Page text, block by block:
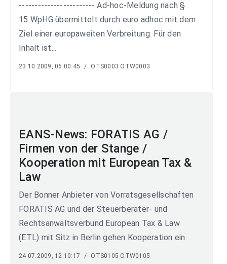
------------------------ Ad-hoc-Meldung nach §
15 WpHG übermittelt durch euro adhoc mit dem
Ziel einer europaweiten Verbreitung. Für den
Inhalt ist...
23.10.2009, 06:00:45 / OTS0003 OTW0003
EANS-News: FORATIS AG /
Firmen von der Stange /
Kooperation mit European Tax &
Law
Der Bonner Anbieter von Vorratsgesellschaften
FORATIS AG und der Steuerberater- und
Rechtsanwaltsverbund European Tax & Law
(ETL) mit Sitz in Berlin gehen Kooperation ein
24.07.2009, 12:10:17 / OTS0105 OTW0105